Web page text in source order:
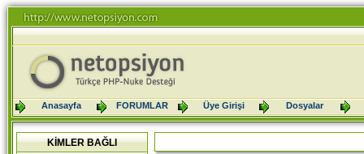
Anasayfa FORUMLAR Üye Girişi Dosyalar
KİMLER BAĞLI